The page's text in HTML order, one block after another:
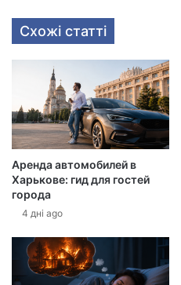
ь
в
л
е
к
т
р
о
н
у
а
Схожі статті
Аренда автомобилей в
Харькове: гид для гостей
города
4 дні ago